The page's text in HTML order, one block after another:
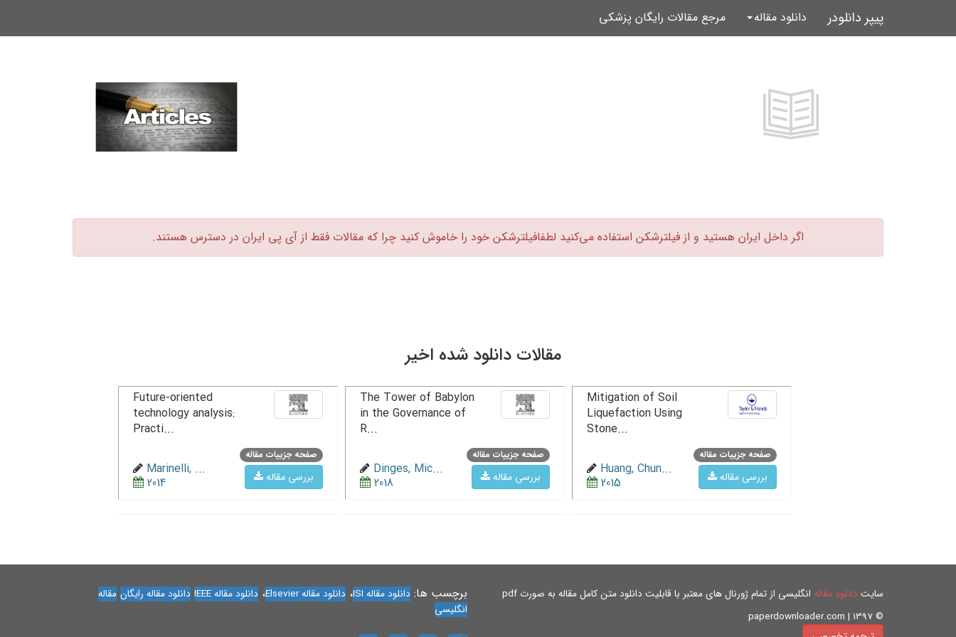
پیپر دانلودر دانلود مقاله مرجع مقالات رایگان پزشکی
اگر داخل ایران هستید و از فیلترشکن استفاده می‌کنید لطفافیلترشکن خود را خاموش کنید چرا که مقالات فقط از آی پی ایران در دسترس هستند.‏
مقالات دانلود شده اخیر
صفحه جزییات مقاله
بررسی مقاله
Mitigation of Soil
Liquefaction Using
Stone...
Huang, Chun...
2015
صفحه جزییات مقاله
بررسی مقاله
The Tower of Babylon
in the Governance of
R...
Dinges, Mic...
2018
صفحه جزییات مقاله
بررسی مقاله
Future-oriented
technology analysis:
Practi...
Marinelli, ...
2014
سایت دانلود مقاله انگلیسی از تمام ژورنال های معتبر با قابلیت دانلود متن کامل مقاله به صورت pdf
© paperdownloader.com | 1397
برچسب ها: دانلود مقاله ISI ، دانلود مقاله Elsevier ، دانلود مقاله IEEE دانلود مقاله رایگان مقاله
انگلیسی